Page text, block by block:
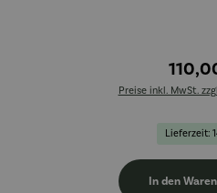
Preise inkl. MwSt.
Lieferzeit:
In den